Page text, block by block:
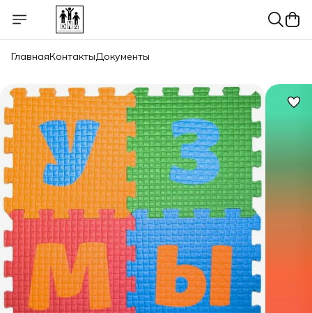
ГлавнаяКонтактыДокументы